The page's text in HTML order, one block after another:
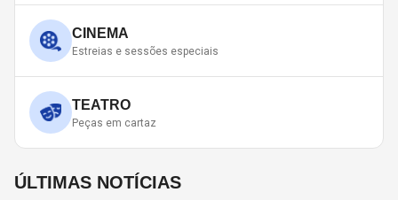
CINEMA
Estreias e sessões especiais
TEATRO
Peças em cartaz
ÚLTIMAS NOTÍCIAS